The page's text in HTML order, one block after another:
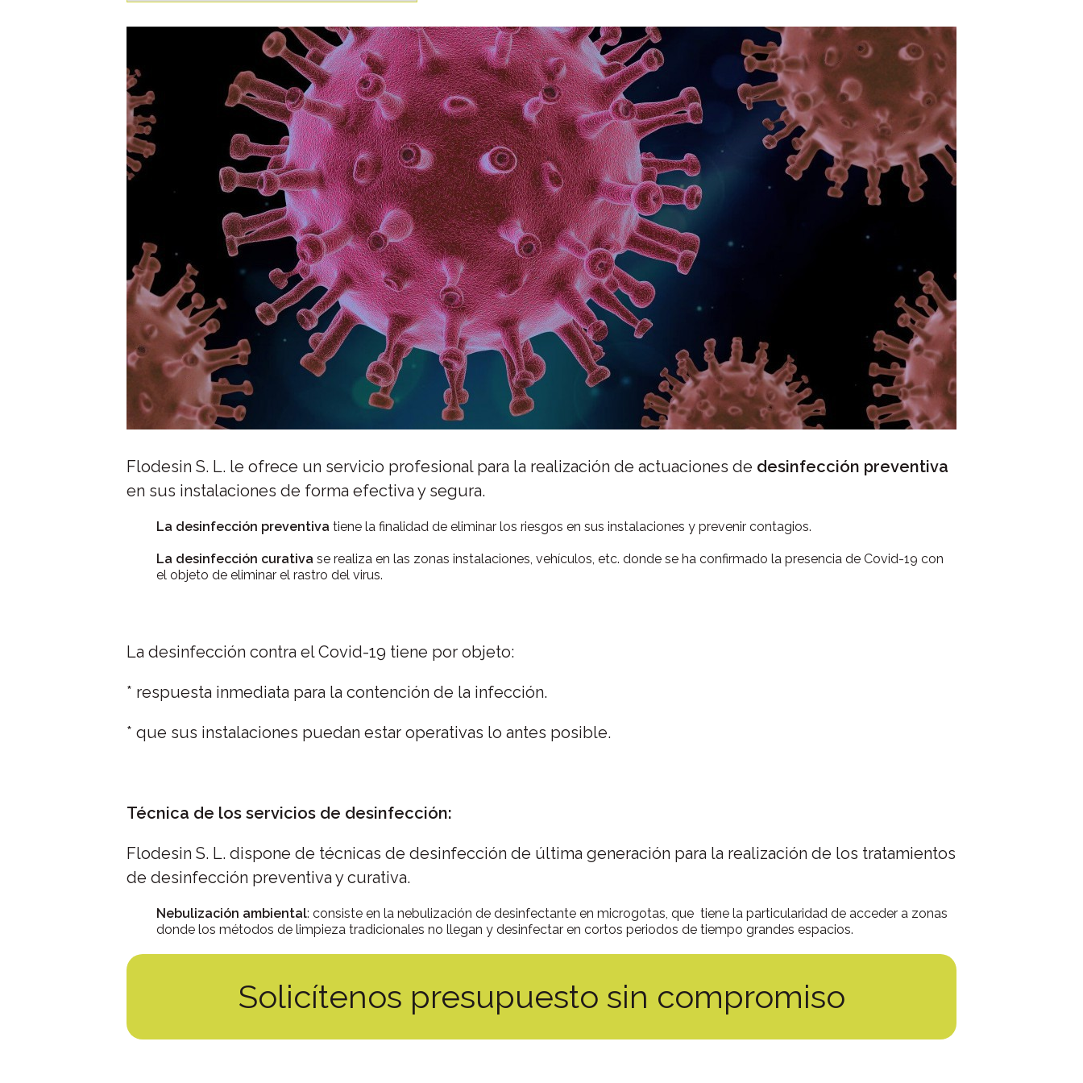
Flodesin S. L. le ofrece un servicio profesional para la realización de actuaciones de desinfección preventiva
en sus instalaciones de forma efectiva y segura.
La desinfección preventiva tiene la finalidad de eliminar los riesgos en sus instalaciones y prevenir contagios.
La desinfección curativa se realiza en las zonas instalaciones, vehículos, etc. donde se ha confirmado la presencia de Covid-19 con
el objeto de eliminar el rastro del virus.
La desinfección contra el Covid-19 tiene por objeto:
* respuesta inmediata para la contención de la infección.
* que sus instalaciones puedan estar operativas lo antes posible.
Técnica de los servicios de desinfección:
Flodesin S. L. dispone de técnicas de desinfección de última generación para la realización de los tratamientos
de desinfección preventiva y curativa.
Nebulización ambiental: consiste en la nebulización de desinfectante en microgotas, que tiene la particularidad de acceder a zonas
donde los métodos de limpieza tradicionales no llegan y desinfectar en cortos periodos de tiempo grandes espacios.
Solicítenos presupuesto sin compromiso